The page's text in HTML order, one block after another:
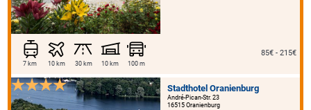
7 km 10 km 30 km 10 km 100 m
85€ - 215€
Stadthotel Oranienburg
André-Pican-Str. 23
16515 Oranienburg